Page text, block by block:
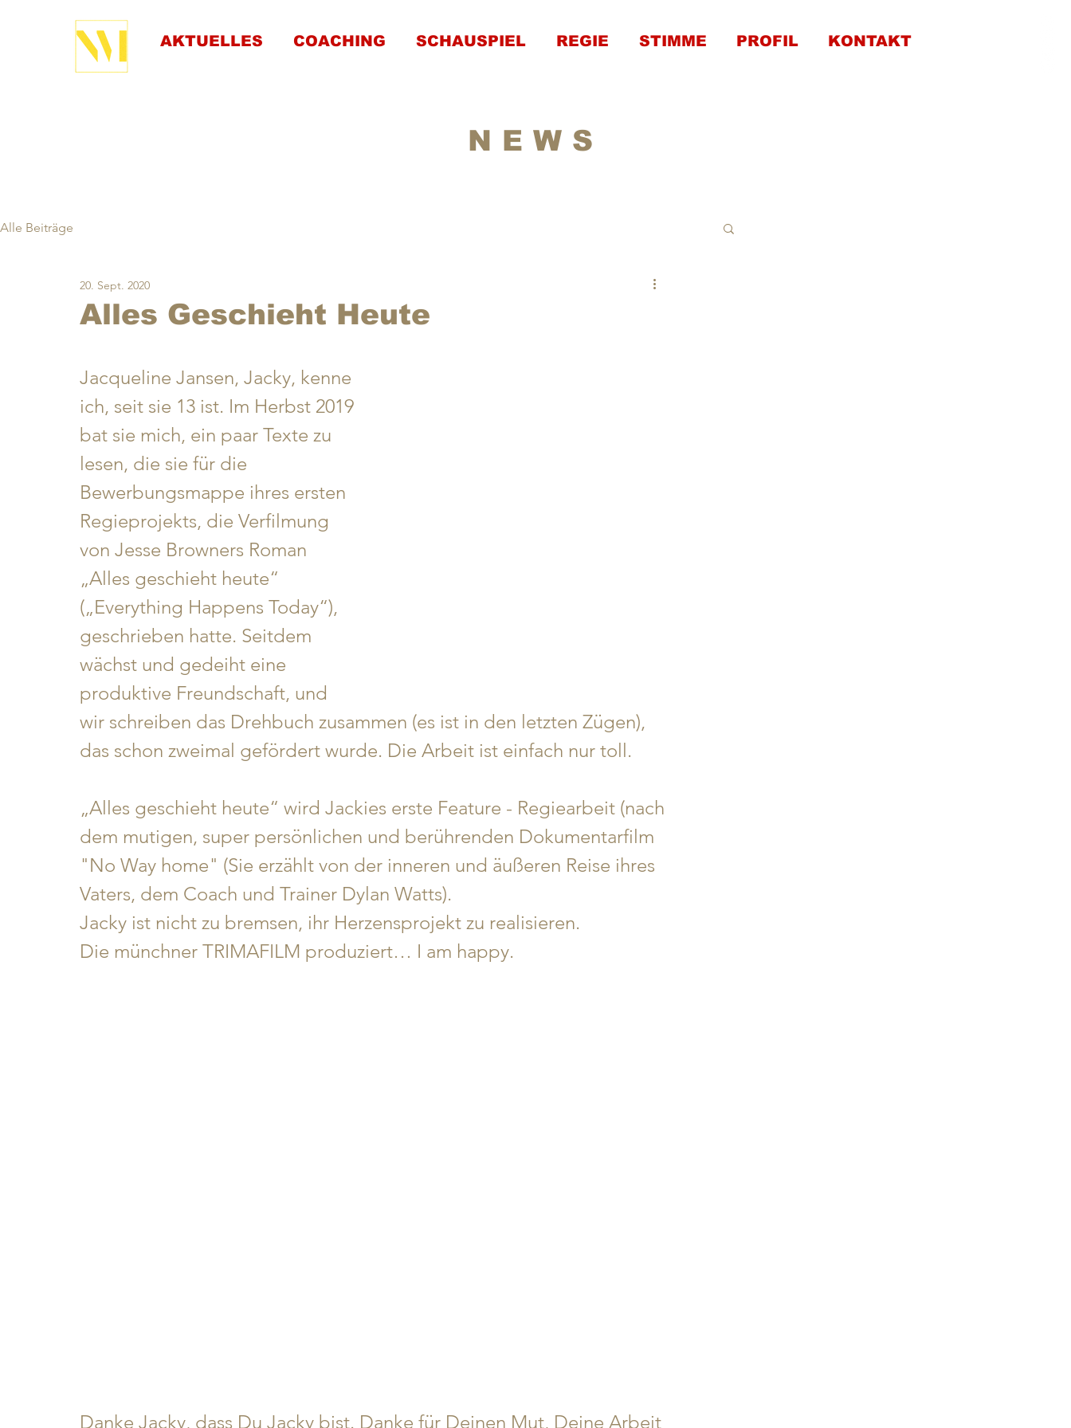
AKTUELLES COACHING SCHAUSPIEL REGIE STIMME PROFIL KONTAKT
NEWS
Alle Beiträge
Alles Geschieht Heute
20. Sept. 2020
Jacqueline Jansen, Jacky, kenne
ich, seit sie 13 ist. Im Herbst 2019
bat sie mich, ein paar Texte zu
lesen, die sie für die
Bewerbungsmappe ihres ersten
Regieprojekts, die Verfilmung
von Jesse Browners Roman
„Alles geschieht heute“
(„Everything Happens Today“),
geschrieben hatte. Seitdem
wächst und gedeiht eine
produktive Freundschaft, und
wir schreiben das Drehbuch zusammen (es ist in den letzten Zügen),
das schon zweimal gefördert wurde. Die Arbeit ist einfach nur toll.
„Alles geschieht heute“ wird Jackies erste Feature - Regiearbeit (nach
dem mutigen, super persönlichen und berührenden Dokumentarfilm
"No Way home" (Sie erzählt von der inneren und äußeren Reise ihres
Vaters, dem Coach und Trainer Dylan Watts).
Jacky ist nicht zu bremsen, ihr Herzensprojekt zu realisieren.
Die münchner TRIMAFILM produziert… I am happy.
Danke Jacky, dass Du Jacky bist. Danke für Deinen Mut, Deine Arbeit